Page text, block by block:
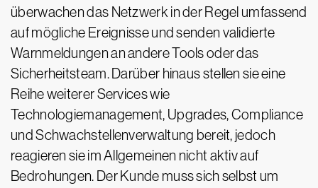
überwachen das Netzwerk in der Regel umfassend
auf mögliche Ereignisse und senden validierte
Warnmeldungen an andere Tools oder das
Sicherheitsteam. Darüber hinaus stellen sie eine
Reihe weiterer Services wie
Technologiemanagement, Upgrades, Compliance
und Schwachstellenverwaltung bereit, jedoch
reagieren sie im Allgemeinen nicht aktiv auf
Bedrohungen. Der Kunde muss sich selbst um